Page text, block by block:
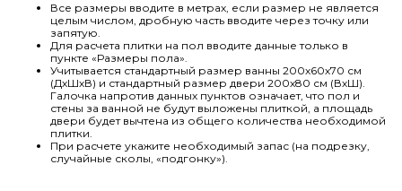
Все размеры вводите в метрах, если размер не является
целым числом, дробную часть вводите через точку или
запятую.
Для расчета плитки на пол вводите данные только в
пункте «Размеры пола».
Учитывается стандартный размер ванны 200х60х70 см
(ДхШхВ) и стандартный размер двери 200х80 см (ВхШ).
Галочка напротив данных пунктов означает, что пол и
стены за ванной не будут выложены плиткой, а площадь
двери будет вычтена из общего количества необходимой
плитки.
При расчете укажите необходимый запас (на подрезку,
случайные сколы, «подгонку»).